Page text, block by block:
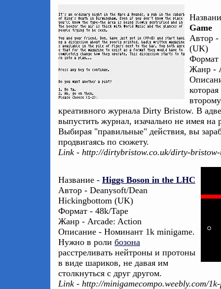
Game
Автор -
(UK)
Формат
Жанр -
креативного журнала Dirty Bristow. В
выпустить журнал, изачально не имея на
Выбирая "правильные" действия, вы
продвигаясь по сюжету.
Link - http://dirtybristow.co.uk/dirty-bristow-
Название - Higgs Boson in the LHC
Автор - Deanysoft/Dean
Hickingbottom (UK)
Формат - 48k/Tape
Жанр - Arcade: Action
Описание - Номинант 1k minigame.
Нужно в роли бозона
расстреливать нейтроны и протоны
в виде шариков, не давая им
столкнуться с друг другом.
Link - http://minigamecompo.weebly.com/